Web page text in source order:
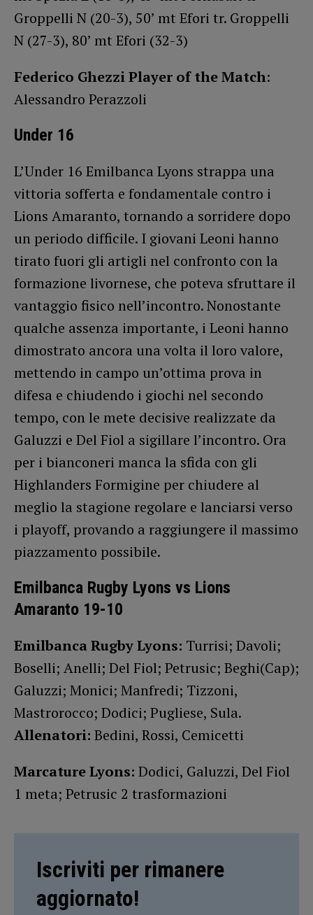
Groppelli N (20-3), 50’ mt Efori tr. Groppelli
N (27-3), 80’ mt Efori (32-3)
Federico Ghezzi Player of the Match:
Alessandro Perazzoli
Under 16
L’Under 16 Emilbanca Lyons strappa una
vittoria sofferta e fondamentale contro i
Lions Amaranto, tornando a sorridere dopo
un periodo difficile. I giovani Leoni hanno
tirato fuori gli artigli nel confronto con la
formazione livornese, che poteva sfruttare il
vantaggio fisico nell’incontro. Nonostante
qualche assenza importante, i Leoni hanno
dimostrato ancora una volta il loro valore,
mettendo in campo un’ottima prova in
difesa e chiudendo i giochi nel secondo
tempo, con le mete decisive realizzate da
Galuzzi e Del Fiol a sigillare l’incontro. Ora
per i bianconeri manca la sfida con gli
Highlanders Formigine per chiudere al
meglio la stagione regolare e lanciarsi verso
i playoff, provando a raggiungere il massimo
piazzamento possibile.
Emilbanca Rugby Lyons vs Lions
Amaranto 19-10
Emilbanca Rugby Lyons: Turrisi; Davoli;
Boselli; Anelli; Del Fiol; Petrusic; Beghi(Cap);
Galuzzi; Monici; Manfredi; Tizzoni,
Mastrorocco; Dodici; Pugliese, Sula.
Allenatori: Bedini, Rossi, Cemicetti
Marcature Lyons: Dodici, Galuzzi, Del Fiol
1 meta; Petrusic 2 trasformazioni
Iscriviti per rimanere
aggiornato!